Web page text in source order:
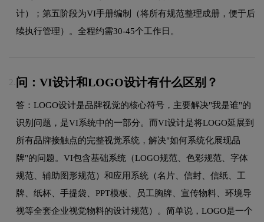
计）；第五阶段为VI手册编制（将所有规范整理成册，便于后
续执行管理）。全程约需30-45个工作日。
2. 问：VI设计和LOGO设计有什么区别？
答：LOGO设计是品牌视觉的核心符号，主要解决"我是谁"的
识别问题，是VI系统中的一部分。而VI设计是将LOGO延展到
所有品牌接触点的完整视觉系统，解决"如何系统化展现品
牌"的问题。VI包含基础系统（LOGO规范、色彩规范、字体
规范、辅助图形规范）和应用系统（名片、信封、信纸、工
牌、纸杯、手提袋、PPT模板、员工胸牌、宣传物料、环境导
视等全套企业视觉物料的设计规范）。简单说，LOGO是一个